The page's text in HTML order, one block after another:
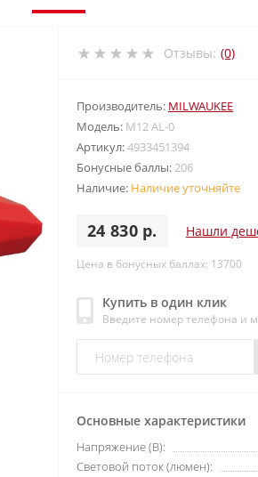
Отзывы: (0)
Производитель: MILWAUKEE
Модель: M12 AL-0
Артикул:4933451394
Бонусные баллы:206
Наличие: Наличие уточняйте
24 830 р. Нашли
Цена в бонусных баллах: 13700
Купить в один клик
Введите номер телефона и
Основные характеристики
Напряжение (В):
Световой поток (люмен):